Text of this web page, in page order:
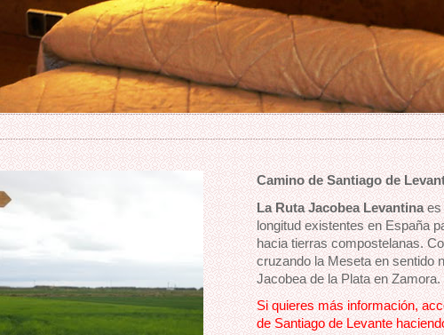
Camino de Santiago de
La Ruta Jacobea Levantinaes
longitud existentes en España
hacia tierras compostelanas.
cruzando la Meseta en sentido
Jacobea de la Plata en Zamora.
Si quieres más información,
de Santiago de Levante